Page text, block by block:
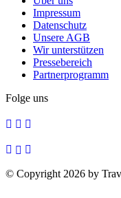
Impressum
Datenschutz
Unsere AGB
Wir unterstützen
Pressebereich
Partnerprogramm
Folge uns
© Copyright 2026 by